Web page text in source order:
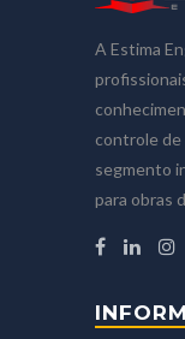
A Estima
controle de
segmento
para obras